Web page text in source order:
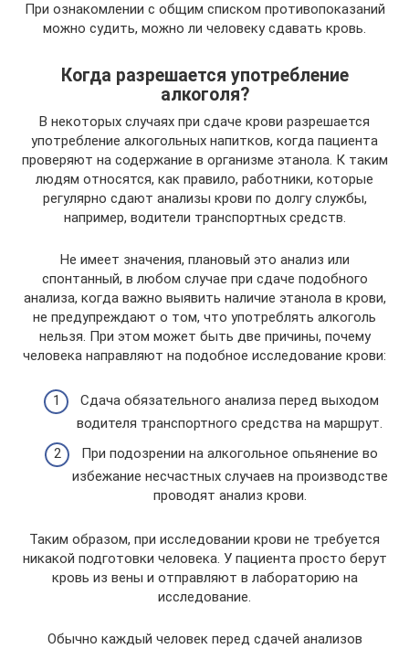
При ознакомлении с общим списком противопоказаний
можно судить, можно ли человеку сдавать кровь.
Когда разрешается употребление
алкоголя?
В некоторых случаях при сдаче крови разрешается
употребление алкогольных напитков, когда пациента
проверяют на содержание в организме этанола. К таким
людям относятся, как правило, работники, которые
регулярно сдают анализы крови по долгу службы,
например, водители транспортных средств.
Не имеет значения, плановый это анализ или
спонтанный, в любом случае при сдаче подобного
анализа, когда важно выявить наличие этанола в крови,
не предупреждают о том, что употреблять алкоголь
нельзя. При этом может быть две причины, почему
человека направляют на подобное исследование крови:
Сдача обязательного анализа перед выходом
водителя транспортного средства на маршрут.
При подозрении на алкогольное опьянение во
избежание несчастных случаев на производстве
проводят анализ крови.
Таким образом, при исследовании крови не требуется
никакой подготовки человека. У пациента просто берут
кровь из вены и отправляют в лабораторию на
исследование.
Обычно каждый человек перед сдачей анализов